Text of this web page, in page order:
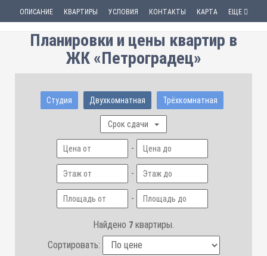
ОПИСАНИЕ КВАРТИРЫ УСЛОВИЯ КОНТАКТЫ КАРТА ЕЩЕ
Планировки и цены квартир в
ЖК «Петроградец»
Студия Двухкомнатная Трёхкомнатная
Срок сдачи
-
-
-
Найдено 7 квартиры.
Сортировать: